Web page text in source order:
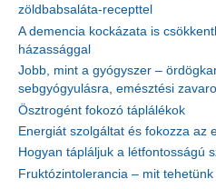
zöldbabsaláta-recepttel
A demencia kockázata is
házassággal
Jobb, mint a gyógyszer –
sebgyógyulásra, emésztési
Ösztrogént fokozó táplálékok
Energiát szolgáltat és fokozza az
Hogyan tápláljuk a létfontosságú
Fruktózintolerancia – mit